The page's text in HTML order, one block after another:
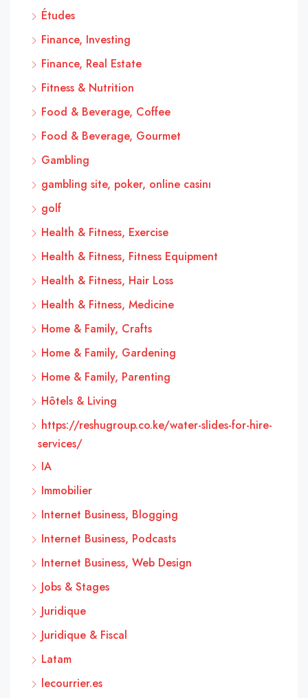
Études
Finance, Investing
Finance, Real Estate
Fitness & Nutrition
Food & Beverage, Coffee
Food & Beverage, Gourmet
Gambling
gambling site, poker, online casinı
golf
Health & Fitness, Exercise
Health & Fitness, Fitness Equipment
Health & Fitness, Hair Loss
Health & Fitness, Medicine
Home & Family, Crafts
Home & Family, Gardening
Home & Family, Parenting
Hôtels & Living
https://reshugroup.co.ke/water-slides-for-hire-
services/
IA
Immobilier
Internet Business, Blogging
Internet Business, Podcasts
Internet Business, Web Design
Jobs & Stages
Juridique
Juridique & Fiscal
Latam
lecourrier.es